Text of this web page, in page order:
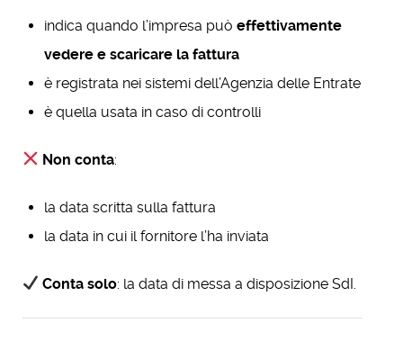
indica quando l’impresa può effettivamente
vedere e scaricare la fattura
è registrata nei sistemi dell’Agenzia delle Entrate
è quella usata in caso di controlli
Non conta:
la data scritta sulla fattura
la data in cui il fornitore l’ha inviata
Conta solo: la data di messa a disposizione SdI.